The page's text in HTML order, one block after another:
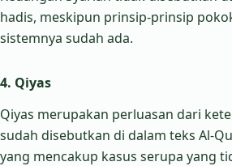
hadis, meskipun prinsip-prinsip
sistemnya sudah ada.
4. Qiyas
Qiyas merupakan perluasan dari
sudah disebutkan di dalam teks Al-
yang mencakup kasus serupa yang